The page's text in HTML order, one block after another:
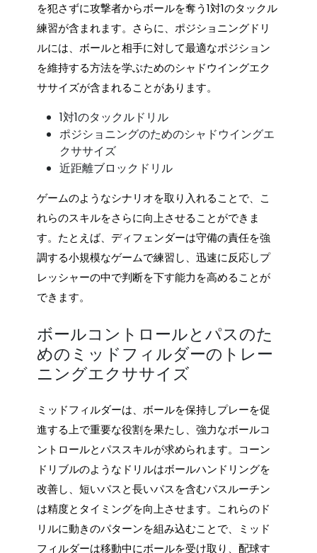
を犯さずに攻撃者からボールを奪う1対1のタックル
練習が含まれます。さらに、ポジショニングドリ
ルには、ボールと相手に対して最適なポジション
を維持する方法を学ぶためのシャドウイングエク
ササイズが含まれることがあります。
1対1のタックルドリル
ポジショニングのためのシャドウイングエ
クササイズ
近距離ブロックドリル
ゲームのようなシナリオを取り入れることで、こ
れらのスキルをさらに向上させることができま
す。たとえば、ディフェンダーは守備の責任を強
調する小規模なゲームで練習し、迅速に反応しプ
レッシャーの中で判断を下す能力を高めることが
できます。
ボールコントロールとパスのた
めのミッドフィルダーのトレー
ニングエクササイズ
ミッドフィルダーは、ボールを保持しプレーを促
進する上で重要な役割を果たし、強力なボールコ
ントロールとパススキルが求められます。コーン
ドリブルのようなドリルはボールハンドリングを
改善し、短いパスと長いパスを含むパスルーチン
は精度とタイミングを向上させます。これらのド
リルに動きのパターンを組み込むことで、ミッド
フィルダーは移動中にボールを受け取り、配球す